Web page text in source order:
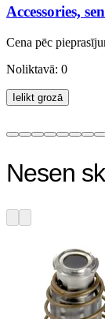
Accessories,
Cena pēc
Noliktavā: 0
Ielikt grozā
Nesen